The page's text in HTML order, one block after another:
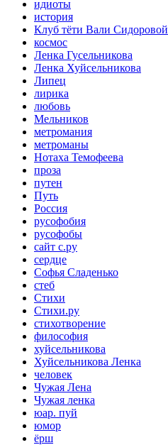
идиоты
история
Клуб тёти Вали Сидоровой
космос
Ленка Гусельникова
Ленка Хуйсельникова
Липец
лирика
любовь
Мельников
метромания
метроманы
Нотаха Темофеева
проза
путен
Путь
Россия
русофобия
русофобы
сайт с.ру
сердце
Софья Сладенько
стеб
Стихи
Стихи.ру
стихотворение
философия
хуйсельникова
Хуйсельникова Ленка
человек
Чужая Лена
Чужая ленка
юар. пуй
юмор
ёрш